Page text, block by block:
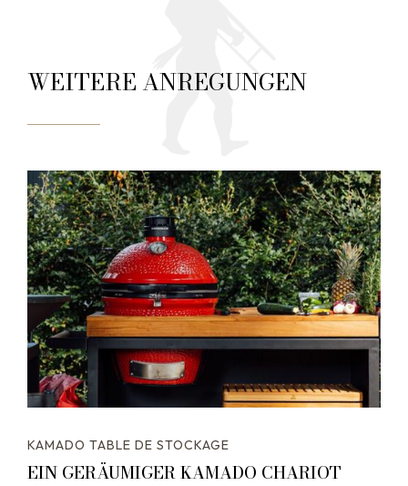
WEITERE ANREGUNGEN
KAMADO TABLE DE STOCKAGE
EIN GERÄUMIGER KAMADO CHARIOT